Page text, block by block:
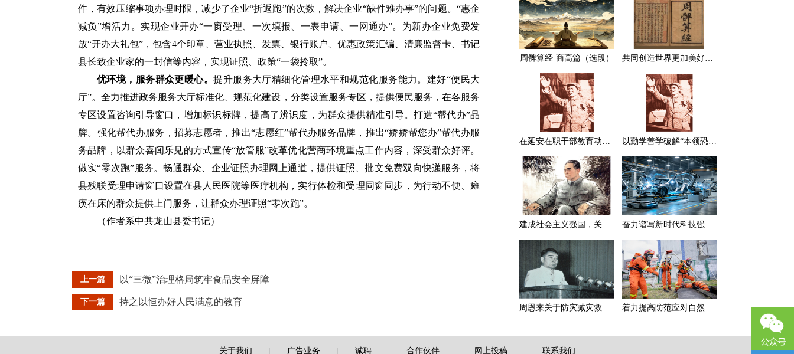
件，有效压缩事项办理时限，减少了企业“折返跑”的次数，解决企业“缺件难办事”的问题。“惠企
减负”增活力。实现企业开办“一窗受理、一次填报、一表申请、一网通办”。为新办企业免费发
放“开办大礼包”，包含4个印章、营业执照、发票、银行账户、优惠政策汇编、清廉监督卡、书记
县长致企业家的一封信等内容，实现证照、政策“一袋拎取”。
优环境，服务群众更暖心。提升服务大厅精细化管理水平和规范化服务能力。建好“便民大
厅”。全力推进政务服务大厅标准化、规范化建设，分类设置服务专区，提供便民服务，在各服务
专区设置咨询引导窗口，增加标识标牌，提高了辨识度，为群众提供精准引导。打造“帮代办”品
牌。强化帮代办服务，招募志愿者，推出“志愿红”帮代办服务品牌，推出“娇娇帮您办”帮代办服
务品牌，以群众喜闻乐见的方式宣传“放管服”改革优化营商环境重点工作内容，深受群众好评。
做实“零次跑”服务。畅通群众、企业证照办理网上通道，提供证照、批文免费双向快递服务，将
县残联受理申请窗口设置在县人民医院等医疗机构，实行体检和受理同窗同步，为行动不便、瘫
痪在床的群众提供上门服务，让群众办理证照“零次跑”。
（作者系中共龙山县委书记）
上一篇 以“三微”治理格局筑牢食品安全屏障
下一篇 持之以恒办好人民满意的教育
周髀算经·商高篇（选段） 共同创造世界更加美好的未来
在延安在职干部教育动员大会上的讲话（节选） 以勤学善学破解“本领恐慌”
建成社会主义强国，关键在于实现科学技术现代化 奋力谱写新时代科技强国新篇章
周恩来关于防灾减灾救灾的一组论述 着力提高防范应对自然灾害能力
关于我们 广告业务 诚聘| 合作伙伴| 网上投稿| 联系我们